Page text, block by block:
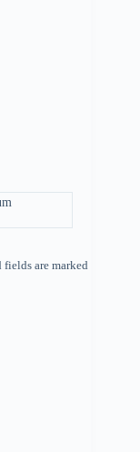
fields are marked